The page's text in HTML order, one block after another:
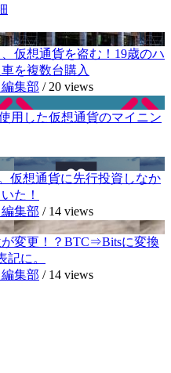
仮想通貨を盗む！19歳のハ
を複数台購入
集部 / 20 views
用した仮想通貨のマイニン
仮想通貨に先行投資しなか
た！
集部 / 14 views
変更！？BTC⇒Bitsに変換
記に。
集部 / 14 views